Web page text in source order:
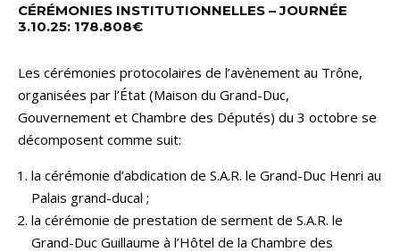
CÉRÉMONIES INSTITUTIONNELLES – JOURNÉE
3.10.25: 178.808€
Les cérémonies protocolaires de l’avènement au Trône,
organisées par l’État (Maison du Grand-Duc,
Gouvernement et Chambre des Députés) du 3 octobre se
décomposent comme suit:
la cérémonie d’abdication de S.A.R. le Grand-Duc Henri au
Palais grand-ducal ;
la cérémonie de prestation de serment de S.A.R. le
Grand-Duc Guillaume à l’Hôtel de la Chambre des